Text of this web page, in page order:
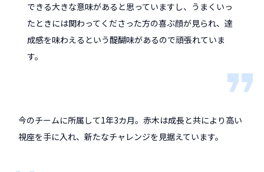
できる大きな意味があると思っていますし、うまくいっ
たときには関わってくださった方の喜ぶ顔が見られ、達
成感を味わえるという醍醐味があるので頑張れていま
す。
今のチームに所属して1年3カ月。赤木は成長と共により高い
視座を手に入れ、新たなチャレンジを見据えています。